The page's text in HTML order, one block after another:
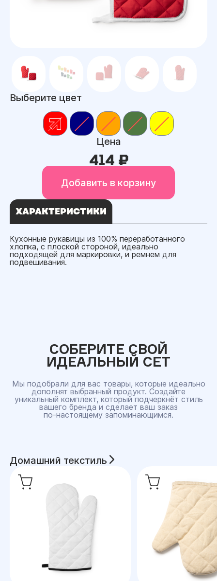
Выберите цвет
Цена
414 ₽
Добавить в корзину
ХАРАКТЕРИСТИКИ
Кухонные рукавицы из 100% переработанного
хлопка, с плоской стороной, идеально
подходящей для маркировки, и ремнем для
подвешивания.
СОБЕРИТЕ СВОЙ
ИДЕАЛЬНЫЙ СЕТ
Мы подобрали для вас товары, которые идеально
дополнят выбранный продукт. Создайте
уникальный комплект, который подчеркнёт стиль
вашего бренда и сделает ваш заказ
по‑настоящему запоминающимся.
Домашний текстиль